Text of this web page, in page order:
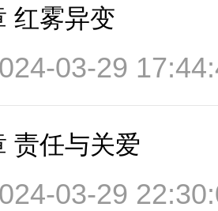
红雾异变
03-29
责任与关爱
03-29